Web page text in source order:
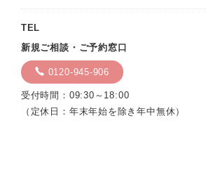
TEL
新規ご相談・ご予約窓口
0120-945-906
受付時間：09:30～18:00
（定休日：年末年始を除き年中無休）